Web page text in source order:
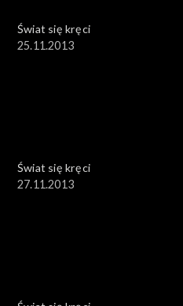
Świat się kręci
25.11.2013
Świat się kręci
27.11.2013